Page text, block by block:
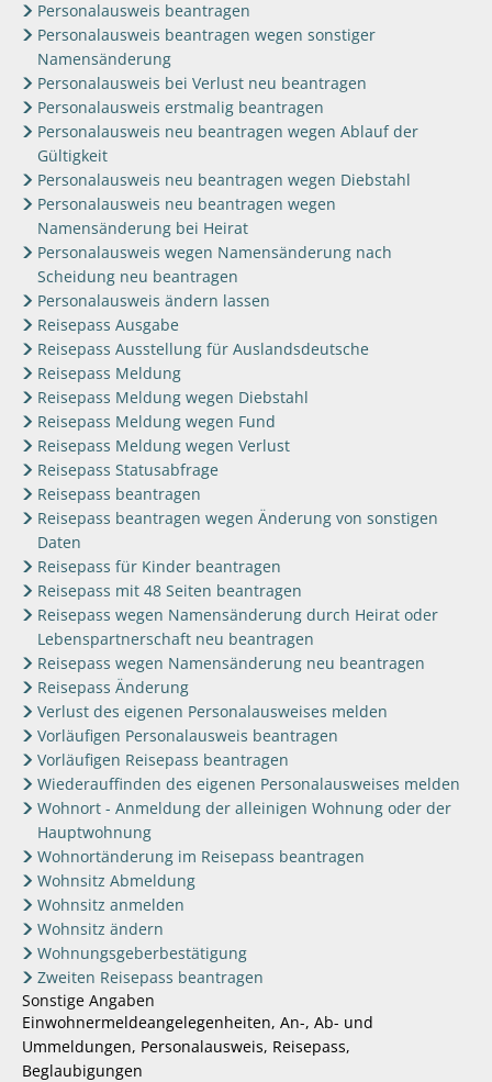
Personalausweis beantragen
Personalausweis beantragen wegen sonstiger
Namensänderung
Personalausweis bei Verlust neu beantragen
Personalausweis erstmalig beantragen
Personalausweis neu beantragen wegen Ablauf der
Gültigkeit
Personalausweis neu beantragen wegen Diebstahl
Personalausweis neu beantragen wegen
Namensänderung bei Heirat
Personalausweis wegen Namensänderung nach
Scheidung neu beantragen
Personalausweis ändern lassen
Reisepass Ausgabe
Reisepass Ausstellung für Auslandsdeutsche
Reisepass Meldung
Reisepass Meldung wegen Diebstahl
Reisepass Meldung wegen Fund
Reisepass Meldung wegen Verlust
Reisepass Statusabfrage
Reisepass beantragen
Reisepass beantragen wegen Änderung von sonstigen
Daten
Reisepass für Kinder beantragen
Reisepass mit 48 Seiten beantragen
Reisepass wegen Namensänderung durch Heirat oder
Lebenspartnerschaft neu beantragen
Reisepass wegen Namensänderung neu beantragen
Reisepass Änderung
Verlust des eigenen Personalausweises melden
Vorläufigen Personalausweis beantragen
Vorläufigen Reisepass beantragen
Wiederauffinden des eigenen Personalausweises melden
Wohnort - Anmeldung der alleinigen Wohnung oder der
Hauptwohnung
Wohnortänderung im Reisepass beantragen
Wohnsitz Abmeldung
Wohnsitz anmelden
Wohnsitz ändern
Wohnungsgeberbestätigung
Zweiten Reisepass beantragen
Sonstige Angaben
Einwohnermeldeangelegenheiten, An-, Ab- und
Ummeldungen, Personalausweis, Reisepass,
Beglaubigungen